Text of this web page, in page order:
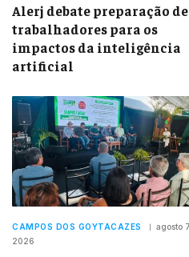
Alerj debate preparação de
trabalhadores para os
impactos da inteligência
artificial
CAMPOS DOS GOYTACAZES
agosto 7,
2026